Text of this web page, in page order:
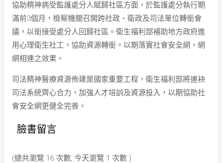
協助精神病受監護處分人賦歸社區方面，於監護處分執行期
滿前3個月，檢察機關召開跨社政、衛政及司法單位轉銜會
議，以銜接受處分人回歸社區。衛生福利部補助地方政府進
用心理衛生社工，協助資源轉銜。以期落實社會安全網，網
網相連之效果。
司法精神醫療資源佈建是國家重要工程，衛生福利部將連袂
司法系統齊心合力，加強人才培訓及資源投入，以期協助社
會安全網更健全完善。
臉書留言
(總共瀏覽 16 次數, 今天瀏覽 1 次數 )